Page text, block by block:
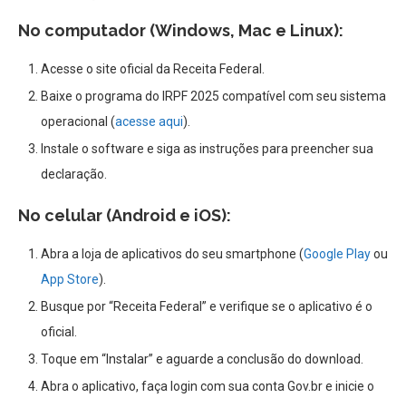
No computador (Windows, Mac e Linux):
Acesse o site oficial da Receita Federal.
Baixe o programa do IRPF 2025 compatível com seu sistema
operacional (acesse aqui).
Instale o software e siga as instruções para preencher sua
declaração.
No celular (Android e iOS):
Abra a loja de aplicativos do seu smartphone (Google Playou
App Store).
Busque por “Receita Federal” e verifique se o aplicativo é o
oficial.
Toque em “Instalar” e aguarde a conclusão do download.
Abra o aplicativo, faça login com sua conta Gov.br e inicie o